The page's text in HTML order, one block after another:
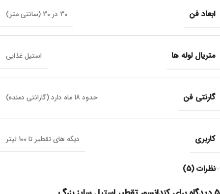
ابعاد فن 30 در 30 (سانتی متر)
متریال لوله ها استیل غذایی
گارنتی فن حدود 18 ماه دارد (گارانتی دمنده)
کاربری دیگه های تقطیر تا 100 لیتر
نظرات (5)